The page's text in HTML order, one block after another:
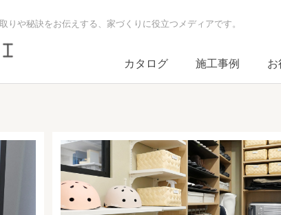
や秘訣をお伝えする、家づくりに役立つメディアです。
カタログ 施工事例 お